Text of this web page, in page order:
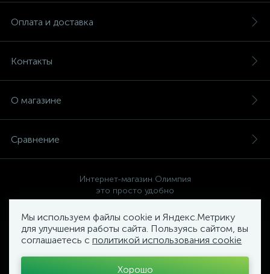
Мы используем файлы cookie и Яндекс.Метрику
для улучшения работы сайта. Пользуясь сайтом, вы
соглашаетесь с политикой использования cookie
Хорошо
Оплата и доставка
Контакты
О магазине
Сравнение
Интернет-магазин Олимпия
это просто удобно
Политика компании в отношении обработки персональных
данных
Торговый Комплекс